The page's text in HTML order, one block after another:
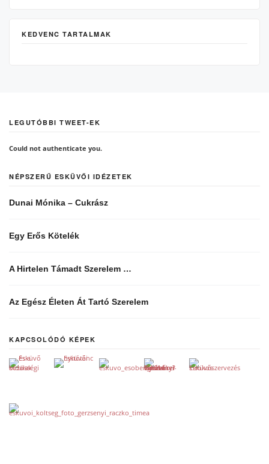
KEDVENC TARTALMAK
LEGUTÓBBI TWEET-EK
Could not authenticate you.
NÉPSZERŰ ESKÜVŐI IDÉZETEK
Dunai Mónika – Cukrász
Egy Erős Kötelék
A Hirtelen Támadt Szerelem …
Az Egész Életen Át Tartó Szerelem
KAPCSOLÓDÓ KÉPEK